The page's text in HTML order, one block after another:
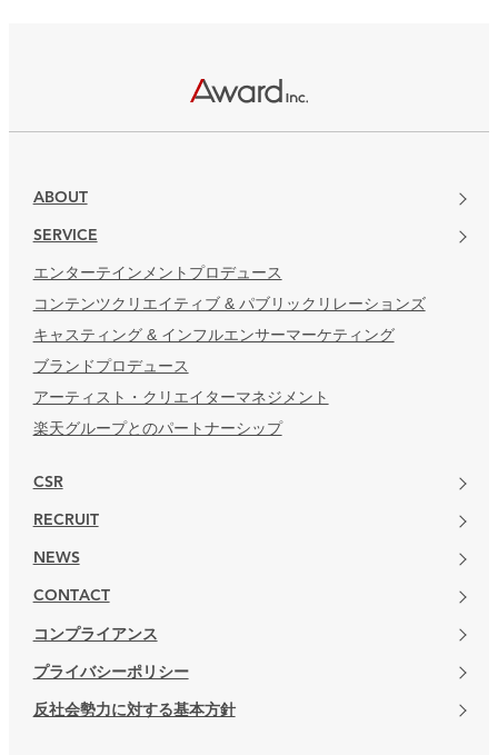
ABOUT
SERVICE
エンターテインメントプロデュース
コンテンツクリエイティブ & パブリックリレーションズ
キャスティング & インフルエンサーマーケティング
ブランドプロデュース
アーティスト・クリエイターマネジメント
楽天グループとのパートナーシップ
CSR
RECRUIT
NEWS
CONTACT
コンプライアンス
プライバシーポリシー
反社会勢力に対する基本方針